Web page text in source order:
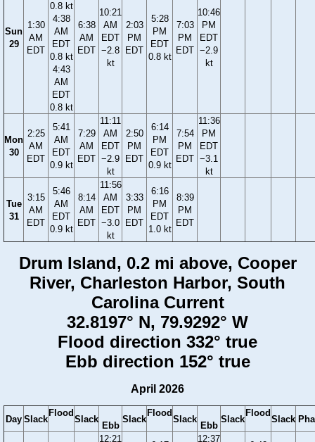
Sun
29
1:30
AM
EDT
0.8 kt
4:38
AM
EDT
0.8 kt
4:43
AM
EDT
0.8 kt
6:38
AM
EDT
10:21
AM
EDT
−2.8
kt
2:03
PM
EDT
5:28
PM
EDT
0.8 kt
7:03
PM
EDT
10:46
PM
EDT
−2.9
kt
Mon
30
2:25
AM
EDT
5:41
AM
EDT
0.9 kt
7:29
AM
EDT
11:11
AM
EDT
−2.9
kt
2:50
PM
EDT
6:14
PM
EDT
0.9 kt
7:54
PM
EDT
11:36
PM
EDT
−3.1
kt
Tue
31
3:15
AM
EDT
5:46
AM
EDT
0.9 kt
8:14
AM
EDT
11:56
AM
EDT
−3.0
kt
3:33
PM
EDT
6:16
PM
EDT
1.0 kt
8:39
PM
EDT
Drum Island, 0.2 mi above, Cooper
River, Charleston Harbor, South
Carolina Current
32.8197° N, 79.9292° W
Flood direction 332° true
Ebb direction 152° true
April 2026
Day Slack
Flood
Slack
Ebb
Slack
Flood
Slack
Ebb
Slack
Flood
Slack
12:21
12:37